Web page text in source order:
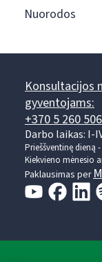
Nuorodos
Konsultacijos
gyventojams:
+370 5 260
Darbo laikas: I-
Prieššventinę dieną
Kiekvieno mėnesio
Paklausimas per